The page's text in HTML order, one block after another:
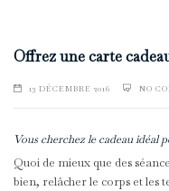
Offrez une carte
13 DÉCEMBRE 2016 NO
Vous cherchez le cadeau idéal
Quoi de mieux que des
bien, relâcher le corps et les